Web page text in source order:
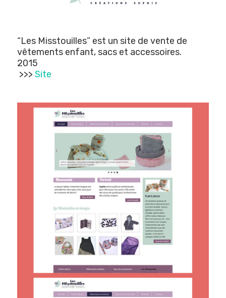
“Les Misstouilles” est un site de vente de
vêtements enfant, sacs et accessoires.
2015
>>> Site